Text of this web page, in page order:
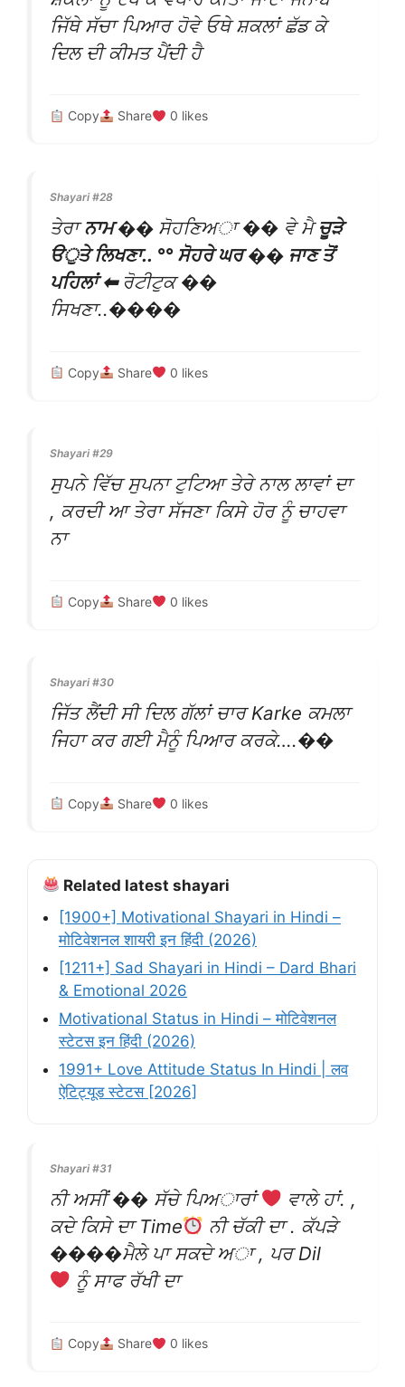
ਜਿੱਥੇ ਸੱਚਾ ਪਿਆਰ ਹੋਵੇ ਓਥੇ ਸ਼ਕਲਾਂ ਛੱਡ ਕੇ
ਦਿਲ ਦੀ ਕੀਮਤ ਪੈਂਦੀ ਹੈ
Copy Share 0 likes
Shayari #28
ਤੇਰਾਨਾਮ �� ਸੋਹਣਿਅਾ �� ਵੇ ਮੈਚੂੜੇ
ੳੁਤੇ ਲਿਖਣਾ.. °° ਸੋਹਰੇਘਰ �� ਜਾਣ ਤੋਂ
ਪਹਿਲਾਂ ⬅ ਰੋਟੀਟੁਕ ��
ਸਿਖਣਾ..����
Copy Share 0 likes
Shayari #29
ਸੁਪਨੇ ਵਿੱਚ ਸੁਪਨਾ ਟੁਟਿਆ ਤੇਰੇ ਨਾਲ ਲਾਵਾਂ ਦਾ
, ਕਰਦੀ ਆ ਤੇਰਾ ਸੱਜਣਾ ਕਿਸੇ ਹੋਰ ਨੂੰ ਚਾਹਵਾ
ਨਾ
Copy Share 0 likes
Shayari #30
ਜਿੱਤ ਲੈਂਦੀ ਸੀ ਦਿਲ ਗੱਲਾਂ ਚਾਰ Karke ਕਮਲਾ
ਜਿਹਾ ਕਰ ਗਈ ਮੈਨੂੰ ਪਿਆਰ ਕਰਕੇ….��
Copy Share 0 likes
Related latest shayari
[1900+] Motivational Shayari in Hindi –
मोटिवेशनल शायरी इन हिंदी (2026)
[1211+] Sad Shayari in Hindi – Dard Bhari
& Emotional 2026
Motivational Status in Hindi – मोटिवेशनल
स्टेटस इन हिंदी (2026)
1991+ Love Attitude Status In Hindi | लव
ऐटिट्यूड स्टेटस [2026]
Shayari #31
ਨੀ ਅਸੀਂ �� ਸੱਚੇ ਪਿਅਾਰਾਂ
ਵਾਲੇ ਹਾਂ. ,
ਕਦੇ ਕਿਸੇ ਦਾ Time
ਨੀ ਚੱਕੀ ਦਾ . ਕੱਪੜੇ
����ਮੈਲੇ ਪਾ ਸਕਦੇ ਅਾ , ਪਰ Dil
ਨੂੰ ਸਾਫ ਰੱਖੀ ਦਾ
Copy Share 0 likes